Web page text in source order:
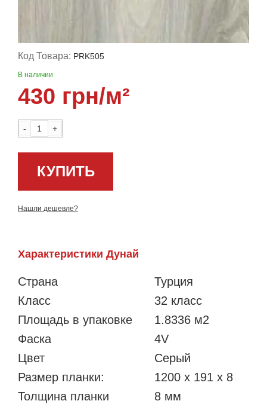
Код Товара: PRK505
В наличии
430 грн/м²
- +
КУПИТЬ
Нашли дешевле?
Характеристики Дунай
Страна
Турция
Класс
32 класс
Площадь в упаковке
1.8336 м2
Фаска
4V
Цвет
Серый
Размер планки:
1200 х 191 х 8
Толщина планки
8 мм